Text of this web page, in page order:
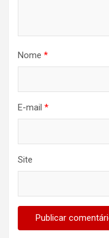
Nome *
E-mail *
Site